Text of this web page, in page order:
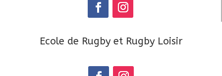
Ecole de Rugby et Rugby Loisir